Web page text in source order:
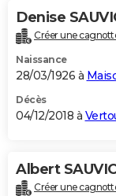
Denise
Créer une
Naissance
28/03/1926 à
Décès
04/12/2018 à
Albert
Créer une